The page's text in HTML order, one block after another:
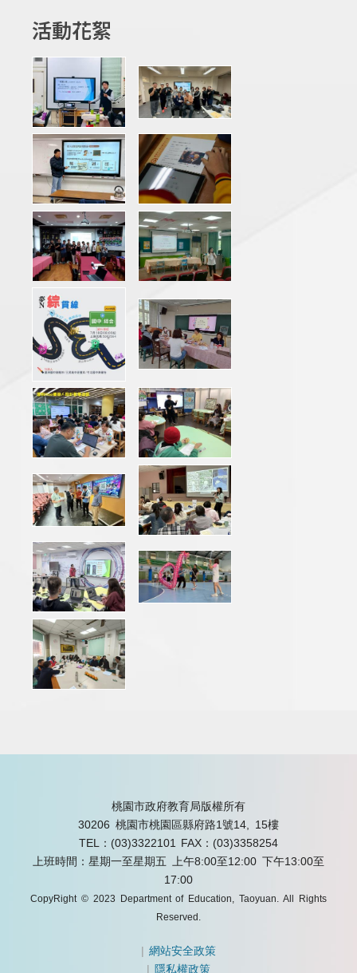
活動花絮
桃園市政府教育局版權所有
30206 桃園市桃園區縣府路1號14, 15樓
TEL：(03)3322101
FAX：(03)3358254
上班時間：星期一至星期五 上午8:00至12:00 下午13:00至
17:00
CopyRight © 2023 Department of Education, Taoyuan. All Rights
Reserved.
|網站安全政策
| 隱私權政策